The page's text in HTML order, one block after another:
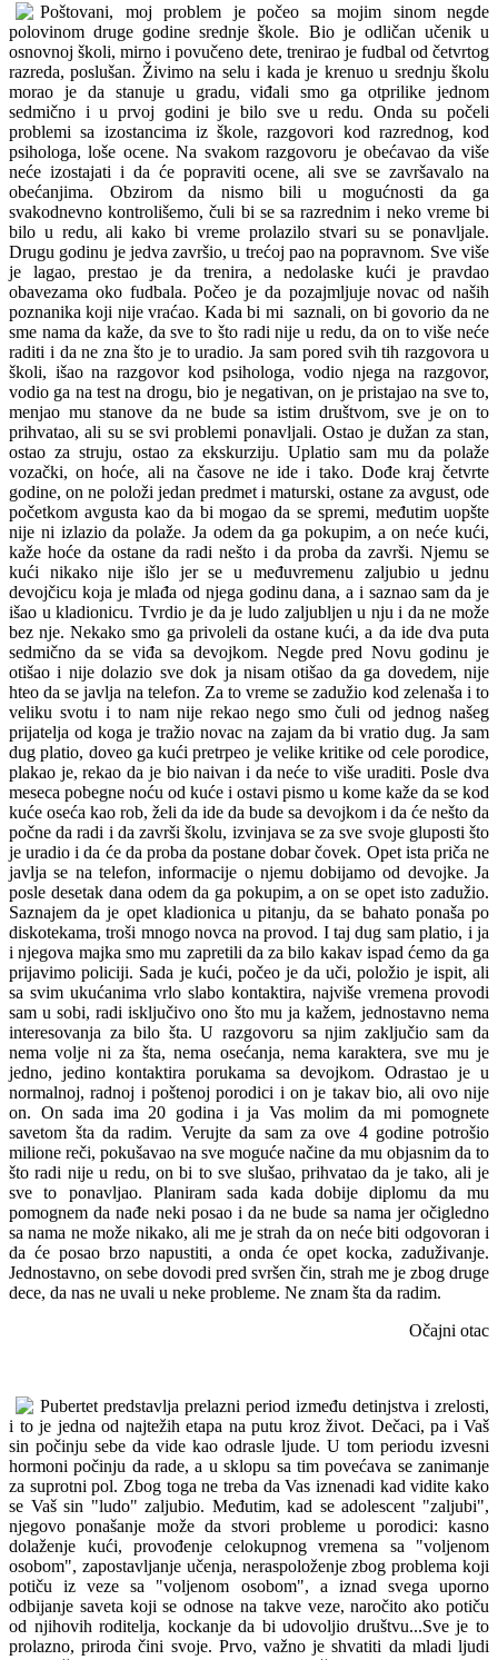
Poštovani, moj problem je počeo sa mojim sinom negde
polovinom druge godine srednje škole. Bio je odličan učenik u
osnovnoj školi, mirno i povučeno dete, trenirao je fudbal od četvrtog
razreda, poslušan. Živimo na selu i kada je krenuo u srednju školu
morao je da stanuje u gradu, viđali smo ga otprilike jednom
sedmično i u prvoj godini je bilo sve u redu. Onda su počeli
problemi sa izostancima iz škole, razgovori kod razrednog, kod
psihologa, loše ocene. Na svakom razgovoru je obećavao da više
neće izostajati i da će popraviti ocene, ali sve se završavalo na
obećanjima. Obzirom da nismo bili u mogućnosti da ga
svakodnevno kontrolišemo, čuli bi se sa razrednim i neko vreme bi
bilo u redu, ali kako bi vreme prolazilo stvari su se ponavljale.
Drugu godinu je jedva završio, u trećoj pao na popravnom. Sve više
je lagao, prestao je da trenira, a nedolaske kući je pravdao
obavezama oko fudbala. Počeo je da pozajmljuje novac od naših
poznanika koji nije vraćao. Kada bi mi saznali, on bi govorio da ne
sme nama da kaže, da sve to što radi nije u redu, da on to više neće
raditi i da ne zna što je to uradio. Ja sam pored svih tih razgovora u
školi, išao na razgovor kod psihologa, vodio njega na razgovor,
vodio ga na test na drogu, bio je negativan, on je pristajao na sve to,
menjao mu stanove da ne bude sa istim društvom, sve je on to
prihvatao, ali su se svi problemi ponavljali. Ostao je dužan za stan,
ostao za struju, ostao za ekskurziju. Uplatio sam mu da polaže
vozački, on hoće, ali na časove ne ide i tako. Dođe kraj četvrte
godine, on ne položi jedan predmet i maturski, ostane za avgust, ode
početkom avgusta kao da bi mogao da se spremi, međutim uopšte
nije ni izlazio da polaže. Ja odem da ga pokupim, a on neće kući,
kaže hoće da ostane da radi nešto i da proba da završi. Njemu se
kući nikako nije išlo jer se u međuvremenu zaljubio u jednu
devojčicu koja je mlađa od njega godinu dana, a i saznao sam da je
išao u kladionicu. Tvrdio je da je ludo zaljubljen u nju i da ne može
bez nje. Nekako smo ga privoleli da ostane kući, a da ide dva puta
sedmično da se viđa sa devojkom. Negde pred Novu godinu je
otišao i nije dolazio sve dok ja nisam otišao da ga dovedem, nije
hteo da se javlja na telefon. Za to vreme se zadužio kod zelenaša i to
veliku svotu i to nam nije rekao nego smo čuli od jednog našeg
prijatelja od koga je tražio novac na zajam da bi vratio dug. Ja sam
dug platio, doveo ga kući pretrpeo je velike kritike od cele porodice,
plakao je, rekao da je bio naivan i da neće to više uraditi. Posle dva
meseca pobegne noću od kuće i ostavi pismo u kome kaže da se kod
kuće oseća kao rob, želi da ide da bude sa devojkom i da će nešto da
počne da radi i da završi školu, izvinjava se za sve svoje gluposti što
je uradio i da će da proba da postane dobar čovek. Opet ista priča ne
javlja se na telefon, informacije o njemu dobijamo od devojke. Ja
posle desetak dana odem da ga pokupim, a on se opet isto zadužio.
Saznajem da je opet kladionica u pitanju, da se bahato ponaša po
diskotekama, troši mnogo novca na provod. I taj dug sam platio, i ja
i njegova majka smo mu zapretili da za bilo kakav ispad ćemo da ga
prijavimo policiji. Sada je kući, počeo je da uči, položio je ispit, ali
sa svim ukućanima vrlo slabo kontaktira, najviše vremena provodi
sam u sobi, radi isključivo ono što mu ja kažem, jednostavno nema
interesovanja za bilo šta. U razgovoru sa njim zaključio sam da
nema volje ni za šta, nema osećanja, nema karaktera, sve mu je
jedno, jedino kontaktira porukama sa devojkom. Odrastao je u
normalnoj, radnoj i poštenoj porodici i on je takav bio, ali ovo nije
on. On sada ima 20 godina i ja Vas molim da mi pomognete
savetom šta da radim. Verujte da sam za ove 4 godine potrošio
milione reči, pokušavao na sve moguće načine da mu objasnim da to
što radi nije u redu, on bi to sve slušao, prihvatao da je tako, ali je
sve to ponavljao. Planiram sada kada dobije diplomu da mu
pomognem da nađe neki posao i da ne bude sa nama jer očigledno
sa nama ne može nikako, ali me je strah da on neće biti odgovoran i
da će posao brzo napustiti, a onda će opet kocka, zaduživanje.
Jednostavno, on sebe dovodi pred svršen čin, strah me je zbog druge
dece, da nas ne uvali u neke probleme. Ne znam šta da radim.
Očajni otac
Pubertet predstavlja prelazni period između detinjstva i zrelosti,
i to je jedna od najtežih etapa na putu kroz život. Dečaci, pa i Vaš
sin počinju sebe da vide kao odrasle ljude. U tom periodu izvesni
hormoni počinju da rade, a u sklopu sa tim povećava se zanimanje
za suprotni pol. Zbog toga ne treba da Vas iznenadi kad vidite kako
se Vaš sin "ludo" zaljubio. Međutim, kad se adolescent "zaljubi",
njegovo ponašanje može da stvori probleme u porodici: kasno
dolaženje kući, provođenje celokupnog vremena sa "voljenom
osobom", zapostavljanje učenja, neraspoloženje zbog problema koji
potiču iz veze sa "voljenom osobom", a iznad svega uporno
odbijanje saveta koji se odnose na takve veze, naročito ako potiču
od njihovih roditelja, kockanje da bi udovoljio društvu...Sve je to
prolazno, priroda čini svoje. Prvo, važno je shvatiti da mladi ljudi